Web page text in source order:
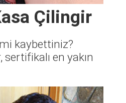
Çilingir
mi kaybettiniz?
sertifikalı en yakın